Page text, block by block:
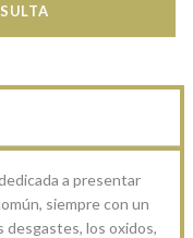
a presentar
siempre con un
desgastes, los oxidos,